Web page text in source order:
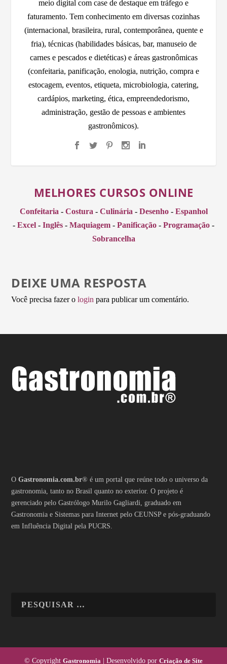
meio digital com case de destaque em tráfego e
faturamento. Tem conhecimento em diversas cozinhas
(internacional, brasileira, rural, contemporânea, quente e
fria), técnicas (habilidades básicas, bar, manuseio de
carnes e pescados e dietéticas) e áreas gastronômicas
(confeitaria, panificação, enologia, nutrição, compra e
estocagem, eventos, etiqueta, microbiologia, catering,
cardápios, marketing, ética, empreendedorismo,
administração, gestão de pessoas e ambientes
gastronômicos).
MELHORES CURSOS ONLINE
Confeitaria - Costura - Culinária - Desenho- Espanhol
- Excel - Inglês - Maquiagem - Panificação - Programação -
Sobrancelha
DEIXE UMA RESPOSTA
Você precisa fazer ologin para publicar um comentário.
OGastronomia.com.br® é um portal que reúne todo o universo da
gastronomia, tanto no Brasil quanto no exterior. O projeto é
gerenciado pelo Gastrólogo Murilo Gagliardi, graduado em
Gastronomia e Sistemas para Internet pelo CEUNSP e pós-graduando
em Influência Digital pela PUCRS.
© Copyright Gastronomia | Desenvolvido por Criação de Site